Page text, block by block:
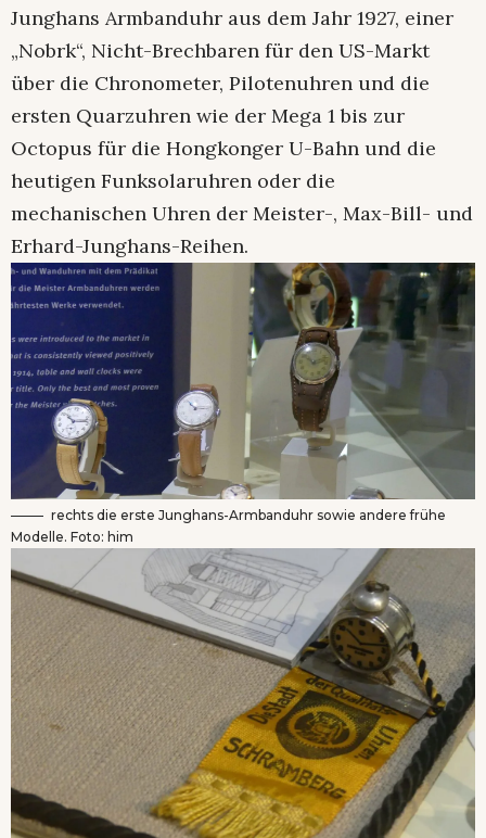
Junghans Armbanduhr aus dem Jahr 1927, einer
„Nobrk“, Nicht-Brechbaren für den US-Markt
über die Chronometer, Pilotenuhren und die
ersten Quarzuhren wie der Mega 1 bis zur
Octopus für die Hongkonger U-Bahn und die
heutigen Funksolaruhren oder die
mechanischen Uhren der Meister-, Max-Bill- und
Erhard-Junghans-Reihen.
rechts die erste Junghans-Armbanduhr sowie andere frühe
Modelle. Foto: him